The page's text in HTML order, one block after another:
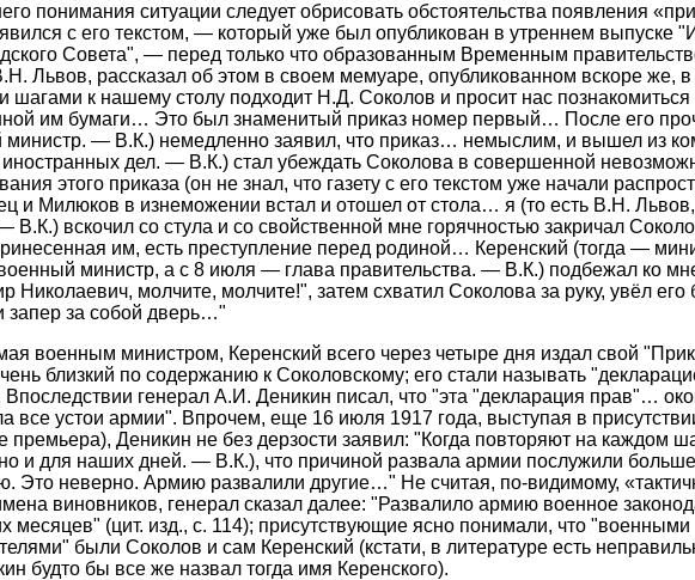
понимания ситуации следует обрисовать обстоятельства появления
с его текстом, — который уже был опубликован в утреннем выпуске
Совета", — перед только что образованным Временным
Львов, рассказал об этом в своем мемуаре, опубликованном вскоре же,
шагами к нашему столу подходит Н.Д. Соколов и просит нас
им бумаги… Это был знаменитый приказ номер первый… После его
министр. — В.К.) немедленно заявил, что приказ… немыслим, и вышел из
иностранных дел. — В.К.) стал убеждать Соколова в совершенной
этого приказа (он не знал, что газету с его текстом уже начали
и Милюков в изнеможении встал и отошел от стола… я (то есть В.Н.
В.К.) вскочил со стула и со свойственной мне горячностью закричал
им, есть преступление перед родиной… Керенский (тогда —
министр, а с 8 июля — глава правительства. — В.К.) подбежал ко
Николаевич, молчите, молчите!", затем схватил Соколова за руку, увёл его
запер за собой дверь…"
военным министром, Керенский всего через четыре дня издал свой
близкий по содержанию к Соколовскому; его стали называть
Впоследствии генерал А.И. Деникин писал, что "эта "декларация прав"…
все устои армии". Впрочем, еще 16 июля 1917 года, выступая в
премьера), Деникин не без дерзости заявил: "Когда повторяют на каждом
и для наших дней. — В.К.), что причиной развала армии послужили
Это неверно. Армию развалили другие…" Не считая, по-видимому,
виновников, генерал сказал далее: "Развалило армию военное
месяцев" (цит. изд., с. 114); присутствующие ясно понимали, что "военными
были Соколов и сам Керенский (кстати, в литературе есть
будто бы все же назвал тогда имя Керенского).